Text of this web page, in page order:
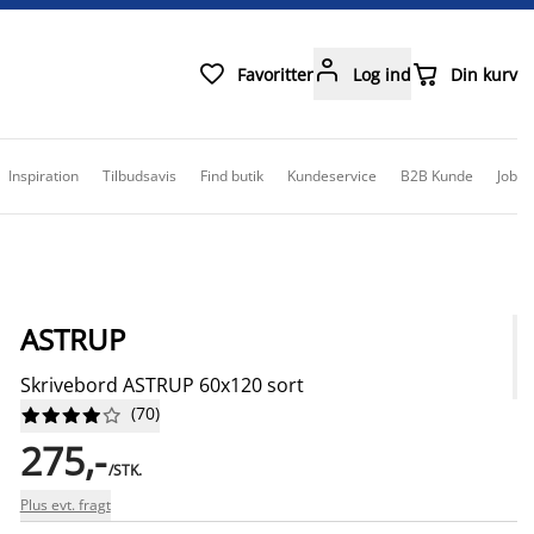
 Favoritter Log ind Din kurv
Inspiration Tilbudsavis Find butik Kundeservice B2B Kunde Job
ASTRUP
Skrivebord ASTRUP 60x120 sort





 (70)
275,-/STK.
Plus evt. fragt